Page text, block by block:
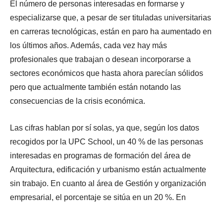
El número de personas interesadas en formarse y
especializarse que, a pesar de ser tituladas universitarias
en carreras tecnológicas, están en paro ha aumentado en
los últimos años. Además, cada vez hay más
profesionales que trabajan o desean incorporarse a
sectores económicos que hasta ahora parecían sólidos
pero que actualmente también están notando las
consecuencias de la crisis económica.
Las cifras hablan por sí solas, ya que, según los datos
recogidos por la UPC School, un 40 % de las personas
interesadas en programas de formación del área de
Arquitectura, edificación y urbanismo están actualmente
sin trabajo. En cuanto al área de Gestión y organización
empresarial, el porcentaje se sitúa en un 20 %. En